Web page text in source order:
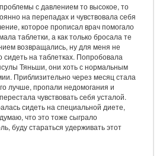
с давлением то высокое, то
на перепадах и чувствовала себя
которое прописал врач помогало
таблетки, а как только бросала те
возвращались, ну для меня не
сидеть на таблетках. Попробовала
Тяньши, они хоть с нормальным
Приблизительно через месяц стала
лучше, пропали недомогания и
чувствовать себя усталой.
сидеть на специальной диете,
что это тоже сыграло
буду стараться удерживать этот